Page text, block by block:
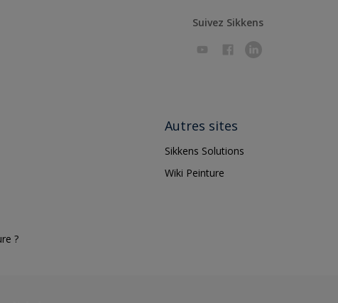
Suivez Sikkens
?
Autres sites
Sikkens Solutions
Wiki Peinture